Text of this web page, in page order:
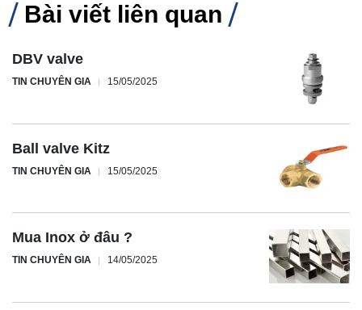
Bài viết liên quan
DBV valve
TIN CHUYÊN GIA 15/05/2025
Ball valve Kitz
TIN CHUYÊN GIA 15/05/2025
Mua Inox ở đâu ?
TIN CHUYÊN GIA 14/05/2025